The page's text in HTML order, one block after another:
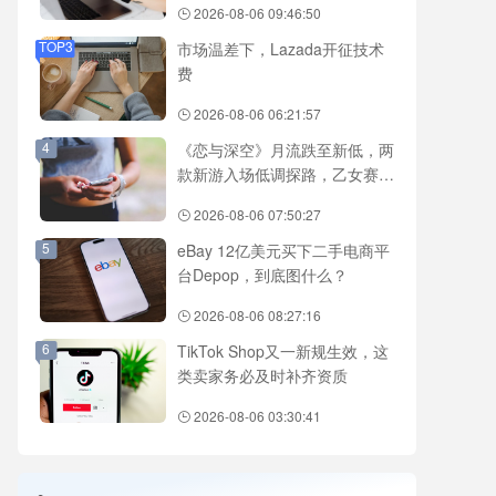
2026-08-06 09:46:50
TOP3
市场温差下，Lazada开征技术
费
2026-08-06 06:21:57
4
《恋与深空》月流跌至新低，两
款新游入场低调探路，乙女赛道
2026-08-06 07:50:27
5
eBay 12亿美元买下二手电商平
台Depop，到底图什么？
2026-08-06 08:27:16
6
TikTok Shop又一新规生效，这
类卖家务必及时补齐资质
2026-08-06 03:30:41